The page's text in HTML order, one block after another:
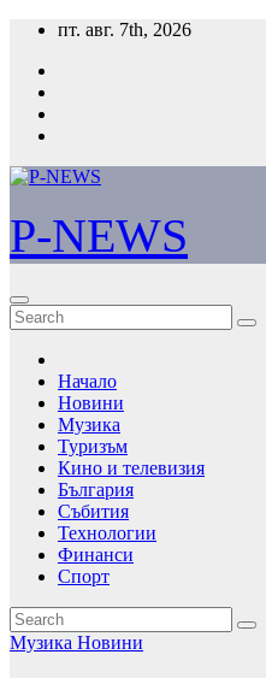
Skip
content
пт. авг. 7th, 2026
P-NEWS
Начало
Новини
Музика
Туризъм
Кино и телевизия
България
Събития
Технологии
Финанси
Спорт
Музика Новини